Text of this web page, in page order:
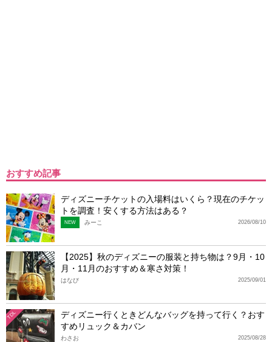
おすすめ記事
ディズニーチケットの入場料はいくら？現在のチケッ
トを調査！安くする方法はある？
2026/08/10
NEW みーこ
【2025】秋のディズニーの服装と持ち物は？9月・10
月・11月のおすすめ＆寒さ対策！
2025/09/01
はなび
TDL
ディズニー行くときどんなバッグを持って行く？おす
すめリュック＆カバン
2025/08/28
わさお